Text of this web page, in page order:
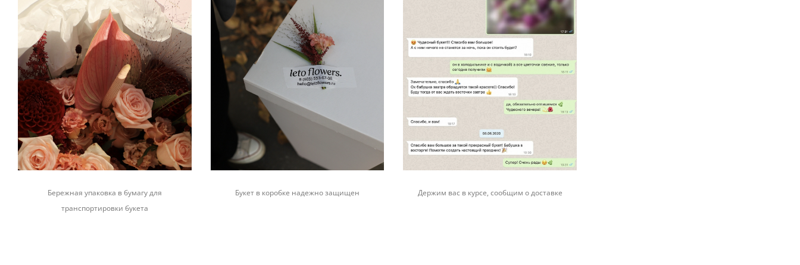
Бережная упаковка в бумагу для
транспортировки букета
Букет в коробке надежно защищен Держим вас в курсе, сообщим о доставке